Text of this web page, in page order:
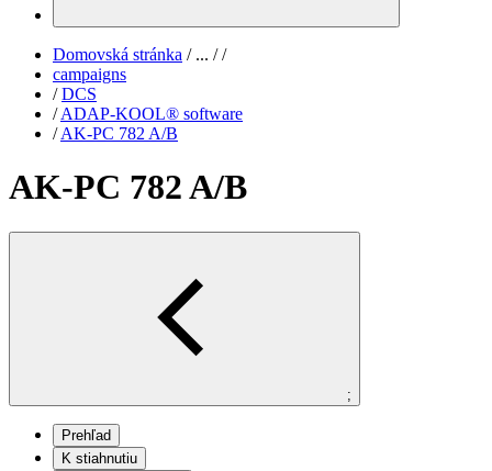
Domovská stránka /... / /
campaigns
/ DCS
/ ADAP-KOOL® software
/ AK-PC 782 A/B
AK-PC 782 A/B
;
Prehľad
K stiahnutiu